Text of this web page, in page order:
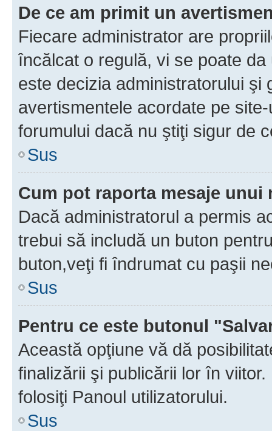
De ce am primit un
Fiecare administrator are
încălcat o regulă, vi se poate
este decizia administratorului şi
avertismentele acordate pe
forumului dacă nu ştiţi sigur de
Sus
Cum pot raporta mesaje unui
Dacă administratorul a permis
trebui să includă un buton
buton,veţi fi îndrumat cu paşii
Sus
Pentru ce este butonul
Această opţiune vă dă
finalizării şi publicării lor în
folosiţi Panoul utilizatorului.
Sus